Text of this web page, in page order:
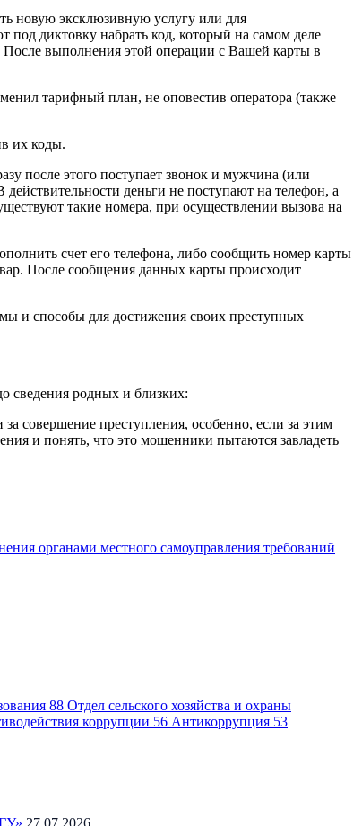
новую эксклюзивную услугу или для
под диктовку набрать код, который на самом деле
После выполнения этой операции с Вашей карты в
тарифный план, не оповестив оператора (также
их коды.
после этого поступает звонок и мужчина (или
деньги не поступают на телефон, а
такие номера, при осуществлении вызова на
счет его телефона, либо сообщить номер карты
После сообщения данных карты происходит
и способы для достижения своих преступных
сведения родных и близких:
совершение преступления, особенно, если за этим
и понять, что это мошенники пытаются завладеть
органами местного самоуправления требований
88 Отдел сельского хозяйства и охраны
коррупции 56 Антикоррупция 53